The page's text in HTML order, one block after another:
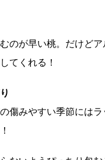
のが早い桃。だけど
てくれる！
傷みやすい季節には